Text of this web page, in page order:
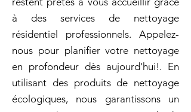
à des services de nettoyage
résidentiel professionnels. Appelez-
nous pour planifier votre nettoyage
en profondeur dès aujourd'hui!. En
utilisant des produits de nettoyage
écologiques, nous garantissons un